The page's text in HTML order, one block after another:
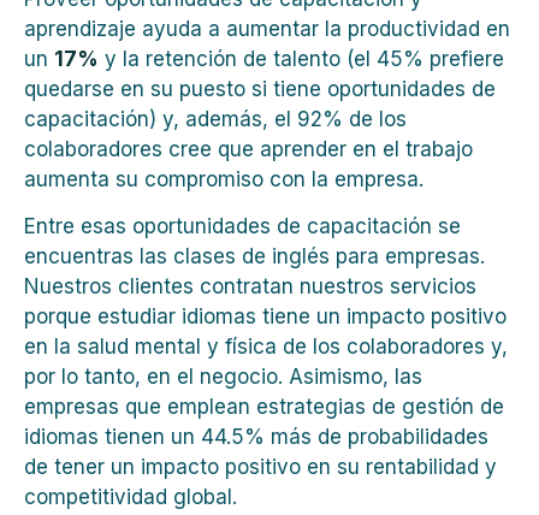
aprendizaje ayuda a aumentar la productividad en
un 17% y la retención de talento (el 45% prefiere
quedarse en su puesto si tiene oportunidades de
capacitación) y, además, el 92% de los
colaboradores cree que aprender en el trabajo
aumenta su compromiso con la empresa.
Entre esas oportunidades de capacitación se
encuentras las clases de inglés para empresas.
Nuestros clientes contratan nuestros servicios
porque estudiar idiomas tiene un impacto positivo
en la salud mental y física de los colaboradores y,
por lo tanto, en el negocio. Asimismo, las
empresas que emplean estrategias de gestión de
idiomas tienen un 44.5% más de probabilidades
de tener un impacto positivo en su rentabilidad y
competitividad global.